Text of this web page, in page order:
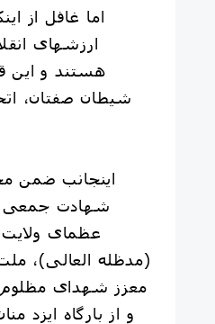
اما غافل از
ارزشهای
هستند و این
شیطان صفتان،
اینجانب ضمن
شهادت جمعی
عظمای
(مدظله العالی)،
معزز شهدای
و از بارگاه ایزد